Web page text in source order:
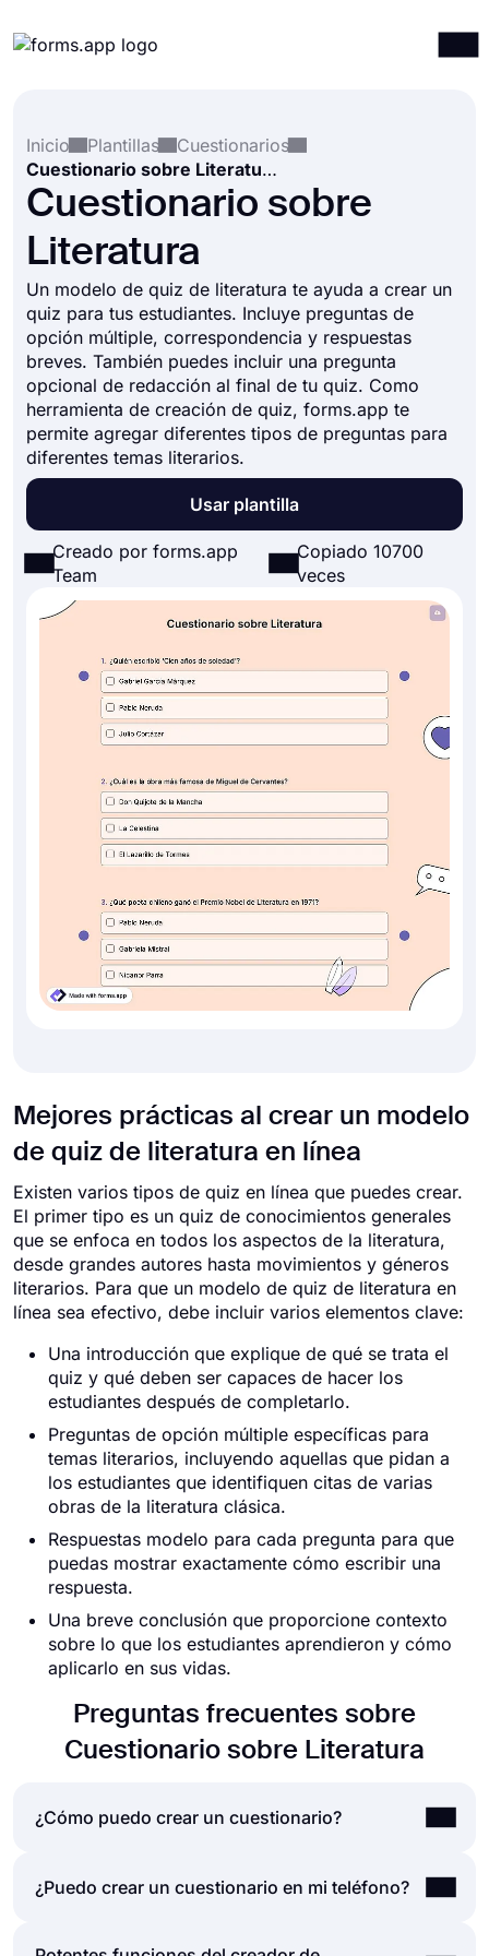
Integraciones
Plantillas
Recursos
Inicio
Plantillas
Cuestionarios
Cuestionario sobre Literatura
Cuestionario sobre
Literatura
Un modelo de quiz de literatura te ayuda a crear un
quiz para tus estudiantes. Incluye preguntas de
opción múltiple, correspondencia y respuestas
breves. También puedes incluir una pregunta
opcional de redacción al final de tu quiz. Como
herramienta de creación de quiz, forms.app te
permite agregar diferentes tipos de preguntas para
diferentes temas literarios.
Usar plantilla
Creado por forms.app
Team
Copiado 10700
veces
Mejores prácticas al crear un modelo
de quiz de literatura en línea
Existen varios tipos de quiz en línea que puedes crear.
El primer tipo es un quiz de conocimientos generales
que se enfoca en todos los aspectos de la literatura,
desde grandes autores hasta movimientos y géneros
literarios. Para que un modelo de quiz de literatura en
línea sea efectivo, debe incluir varios elementos clave:
Una introducción que explique de qué se trata el
quiz y qué deben ser capaces de hacer los
estudiantes después de completarlo.
Preguntas de opción múltiple específicas para
temas literarios, incluyendo aquellas que pidan a
los estudiantes que identifiquen citas de varias
obras de la literatura clásica.
Respuestas modelo para cada pregunta para que
puedas mostrar exactamente cómo escribir una
respuesta.
Una breve conclusión que proporcione contexto
sobre lo que los estudiantes aprendieron y cómo
aplicarlo en sus vidas.
Preguntas frecuentes sobre
Cuestionario sobre Literatura
¿Cómo puedo crear un cuestionario?
Si desea crear un cuestionario para amigos o su
¿Puedo crear un cuestionario en mi teléfono?